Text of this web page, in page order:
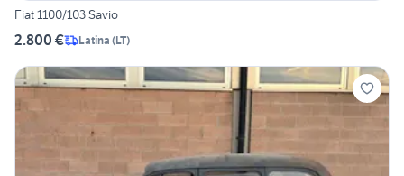
Fiat 1100/103 Savio
2.800 € Latina (LT)